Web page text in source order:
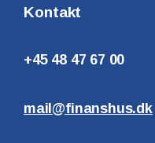
Kontakt
+45 48 47 67 00
mail@finanshus.dk